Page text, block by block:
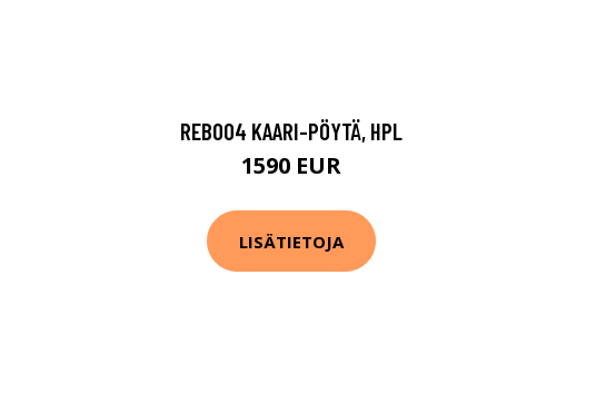
REB004 KAARI-PÖYTÄ, HPL
1590 EUR
LISÄTIETOJA